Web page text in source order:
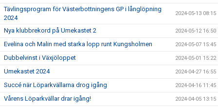
Tävlingsprogram för Västerbottningens GP i långlöpning
2024
2024-05-13 08:15
Nya klubbrekord på Umekastet 2 2024-05-12 16:50
Evelina och Malin med starka lopp runt Kungsholmen 2024-05-07 15:45
Dubbelvinst i Växjöloppet 2024-05-01 15:22
Umekastet 2024 2024-04-27 16:55
Succé när Löparkvällarna drog igång 2024-04-16 11:45
Vårens Löparkvällar drar igång! 2024-04-05 13:15